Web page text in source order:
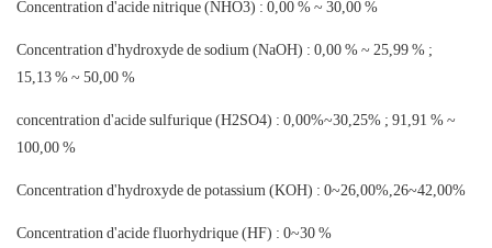
Concentration d'acide nitrique (NHO3) : 0,00 % ~ 30,00 %
Concentration d'hydroxyde de sodium (NaOH) : 0,00 % ~ 25,99 % ;
15,13 % ~ 50,00 %
concentration d'acide sulfurique (H2SO4) : 0,00%~30,25% ; 91,91 % ~
100,00 %
Concentration d'hydroxyde de potassium (KOH) : 0~26,00%,26~42,00%
Concentration d'acide fluorhydrique (HF) : 0~30 %